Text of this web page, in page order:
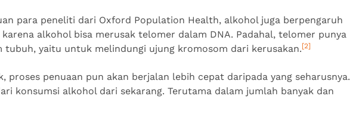
para peneliti dari Oxford Population Health, alkohol juga berpengaruh
alkohol bisa merusak telomer dalam DNA. Padahal, telomer punya
tubuh, yaitu untuk melindungi ujung kromosom dari kerusakan.[2]
proses penuaan pun akan berjalan lebih cepat daripada yang seharusnya.
konsumsi alkohol dari sekarang. Terutama dalam jumlah banyak dan